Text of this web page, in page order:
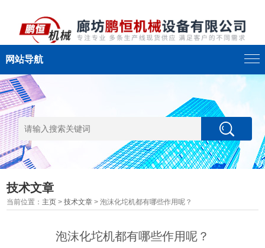
网站导航
技术文章
当前位置： 主页 >技术文章 > 泡沫化坨机都有哪些作用呢？
泡沫化坨机都有哪些作用呢？